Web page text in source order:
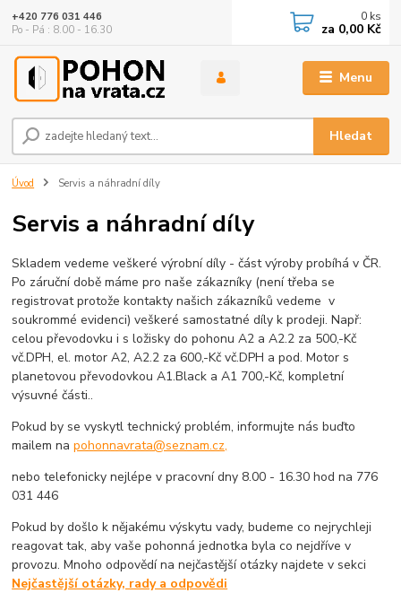
Menu
Hledat
+420 776 031 446
Po - Pá : 8.00 - 16.30
0 ks
za 0,00 Kč
Úvod Servis a náhradní díly
Servis a náhradní díly
Skladem vedeme veškeré výrobní díly - část výroby probíhá v ČR.
Po záruční době máme pro naše zákazníky (není třeba se
registrovat protože kontakty našich zákazníků vedeme v
soukrommé evidenci) veškeré samostatné díly k prodeji. Např:
celou převodovku i s ložisky do pohonu A2 a A2.2 za 500,-Kč
vč.DPH, el. motor A2, A2.2 za 600,-Kč vč.DPH a pod. Motor s
planetovou převodovkou A1.Black a A1 700,-Kč, kompletní
výsuvné části..
Pokud by se vyskytl technický problém, informujte nás buďto
mailem napohonnavrata@seznam.cz,
nebo telefonicky nejlépe v pracovní dny 8.00 - 16.30 hod na 776
031 446
Pokud by došlo k nějakému výskytu vady, budeme co nejrychleji
reagovat tak, aby vaše pohonná jednotka byla co nejdříve v
provozu. Mnoho odpovědí na nejčastější otázky najdete v sekci
Nejčastější otázky, rady a odpovědi